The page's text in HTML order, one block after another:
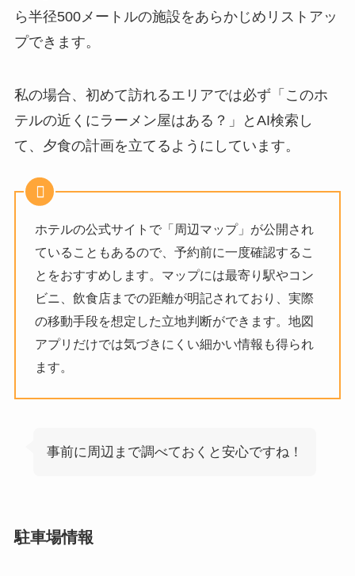
ら半径500メートルの施設をあらかじめリストアッ
プできます。
私の場合、初めて訪れるエリアでは必ず「このホ
テルの近くにラーメン屋はある？」とAI検索し
て、夕食の計画を立てるようにしています。
ホテルの公式サイトで「周辺マップ」が公開され
ていることもあるので、予約前に一度確認するこ
とをおすすめします。マップには最寄り駅やコン
ビニ、飲食店までの距離が明記されており、実際
の移動手段を想定した立地判断ができます。地図
アプリだけでは気づきにくい細かい情報も得られ
ます。
事前に周辺まで調べておくと安心ですね！
駐車場情報